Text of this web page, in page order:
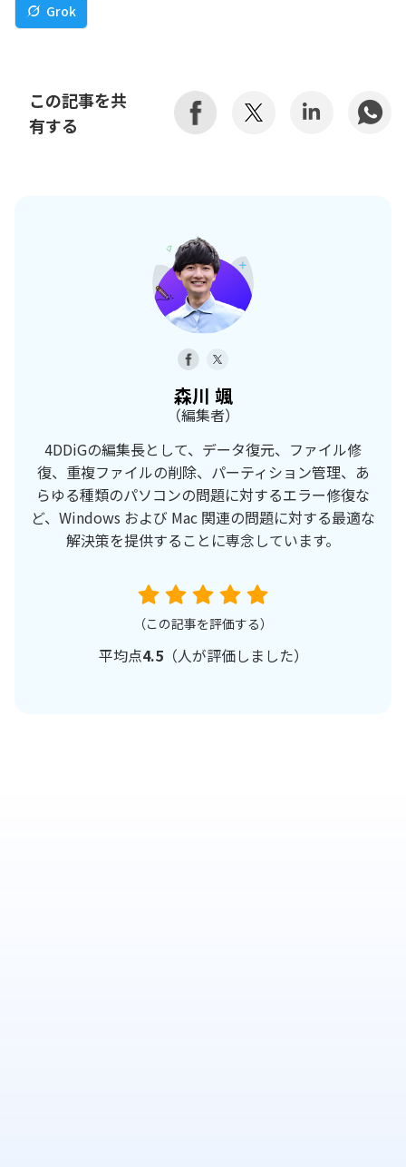
Grok
この記事を共
有する
森川 颯
（編集者）
4DDiGの編集長として、データ復元、ファイル修
復、重複ファイルの削除、パーティション管理、あ
らゆる種類のパソコンの問題に対するエラー修復な
ど、Windows および Mac 関連の問題に対する最適な
解決策を提供することに専念しています。
（この記事を評価する）
平均点4.5（人が評価しました）